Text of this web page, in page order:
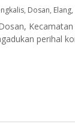
, Dosan, Elang,
perihal